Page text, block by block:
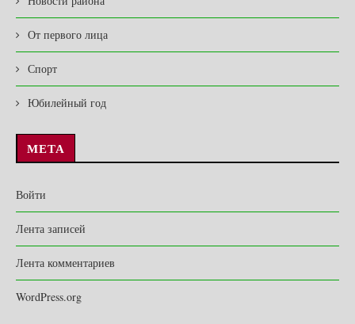
От первого лица
Спорт
Юбилейный год
МЕТА
Войти
Лента записей
Лента комментариев
WordPress.org